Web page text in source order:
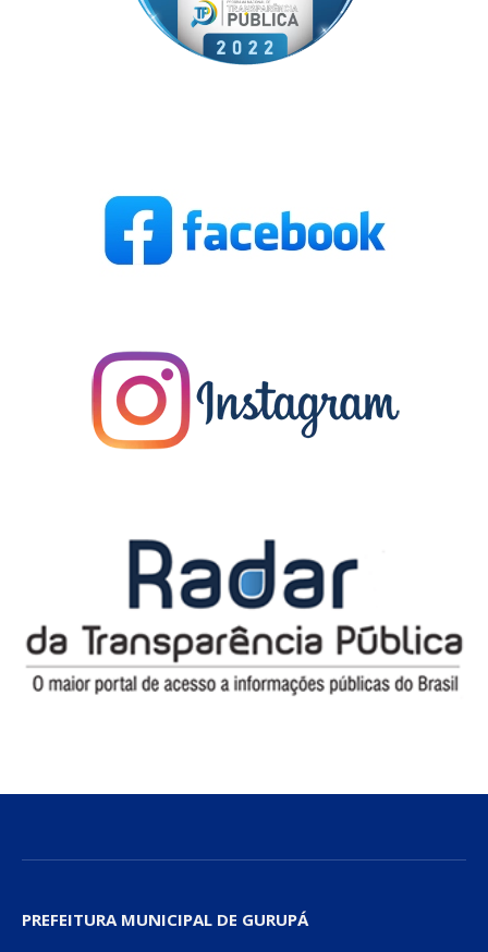
PREFEITURA MUNICIPAL DE GURUPÁ